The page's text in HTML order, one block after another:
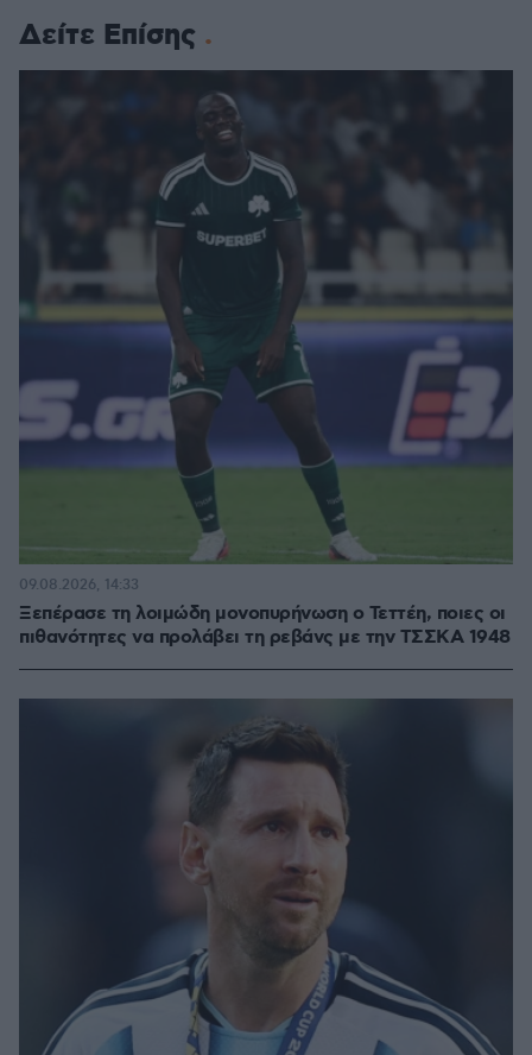
Δείτε Επίσης
Ξεπέρασε τη λοιμώδη μονοπυρήνωση ο Τεττέη, ποιες οι
πιθανότητες να προλάβει τη ρεβάνς με την ΤΣΣΚΑ 1948
09.08.2026, 14:33